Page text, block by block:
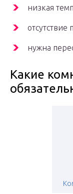
низкая
отсутствие
нужна
Какие